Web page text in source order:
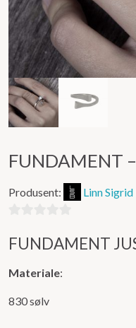
FUNDAMENT
Produsent: Linn
ut
5
FUNDAMENT
Materiale:
830 sølv